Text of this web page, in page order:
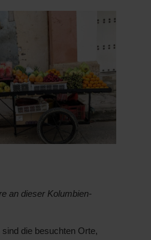
an dieser Kolumbien-
die besuchten Orte,